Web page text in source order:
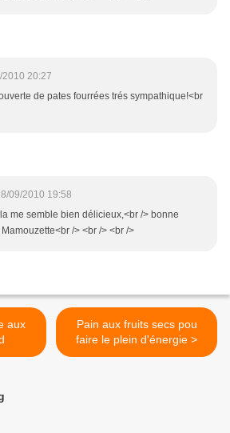
2010 20:27
de pates fourrées trés sympathique!<br
09/2010 19:58
me semble bien délicieux,<br /> bonne
/> <br /> <br />
Pain aux fruits secs pou
faire le plein d'énergie >